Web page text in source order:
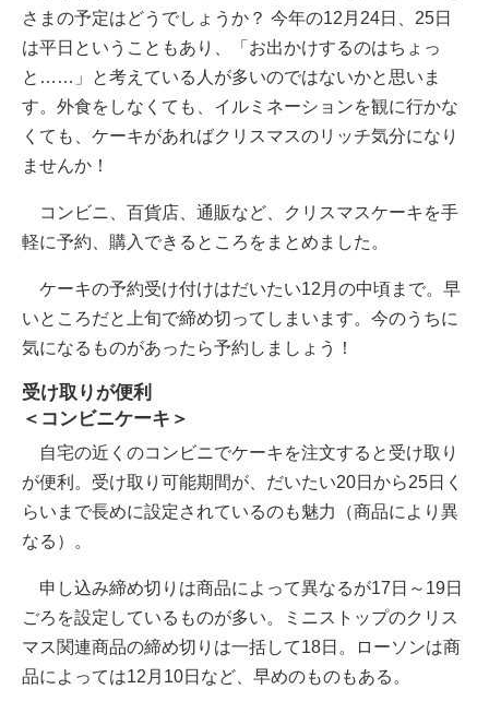
さまの予定はどうでしょうか？ 今年の12月24日、25日
は平日ということもあり、「お出かけするのはちょっ
と……」と考えている人が多いのではないかと思いま
す。外食をしなくても、イルミネーションを観に行かな
くても、ケーキがあればクリスマスのリッチ気分になり
ませんか！
コンビニ、百貨店、通販など、クリスマスケーキを手
軽に予約、購入できるところをまとめました。
ケーキの予約受け付けはだいたい12月の中頃まで。早
いところだと上旬で締め切ってしまいます。今のうちに
気になるものがあったら予約しましょう！
受け取りが便利
＜コンビニケーキ＞
自宅の近くのコンビニでケーキを注文すると受け取り
が便利。受け取り可能期間が、だいたい20日から25日く
らいまで長めに設定されているのも魅力（商品により異
なる）。
申し込み締め切りは商品によって異なるが17日～19日
ごろを設定しているものが多い。ミニストップのクリス
マス関連商品の締め切りは一括して18日。ローソンは商
品によっては12月10日など、早めのものもある。